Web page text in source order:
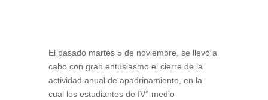
El pasado martes 5 de noviembre, se llevó a
cabo con gran entusiasmo el cierre de la
actividad anual de apadrinamiento, en la
cual los estudiantes de IV° medio